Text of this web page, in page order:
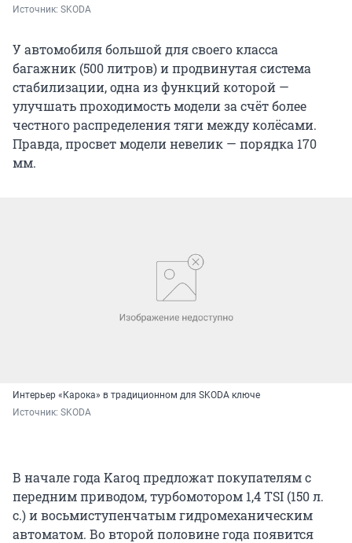
Источник: SKODA
У автомобиля большой для своего класса
багажник (500 литров) и продвинутая система
стабилизации, одна из функций которой —
улучшать проходимость модели за счёт более
честного распределения тяги между колёсами.
Правда, просвет модели невелик — порядка 170
мм.
Интерьер «Карока» в традиционном для SKODA ключе
Источник: SKODA
В начале года Karoq предложат покупателям с
передним приводом, турбомотором 1,4 TSI (150 л.
с.) и восьмиступенчатым гидромеханическим
автоматом. Во второй половине года появится